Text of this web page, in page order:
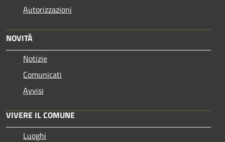
Autorizzazioni
NOVITÀ
Notizie
Comunicati
Avvisi
VIVERE IL COMUNE
Luoghi